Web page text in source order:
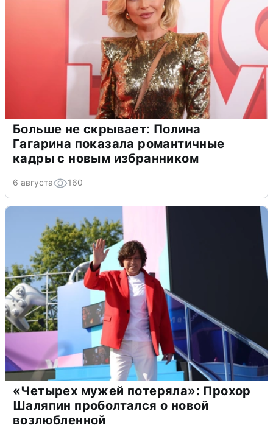
Больше не скрывает: Полина
Гагарина показала романтичные
кадры с новым избранником
6 августа 160
«Четырех мужей потеряла»: Прохор
Шаляпин проболтался о новой
возлюбленной